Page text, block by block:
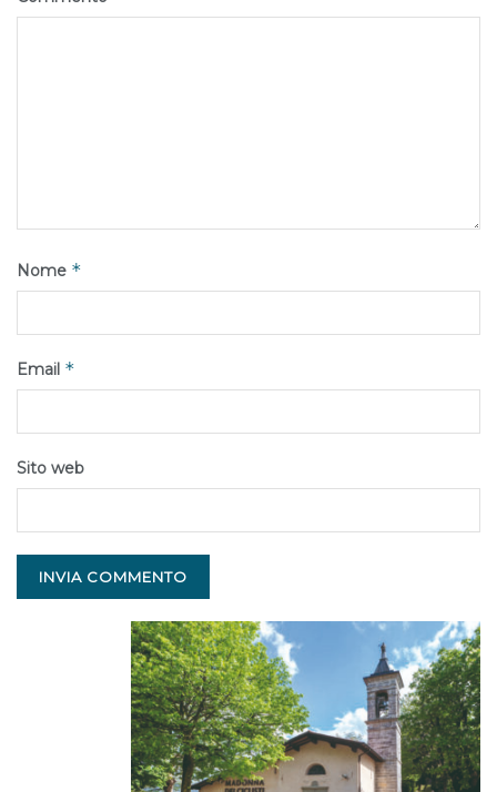
Nome *
Email *
Sito web